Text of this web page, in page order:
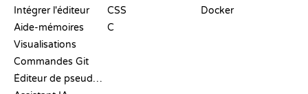
Intégrer l'éditeur
Aide-mémoires
Visualisations
Commandes Git
Éditeur de pseudo-code
CSS
C
Docker